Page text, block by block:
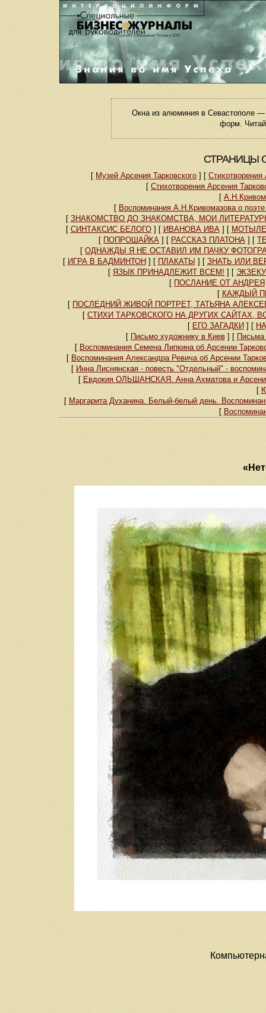
Окна из алюминия в Севастополе
форм.
СТРАНИЦЫ
[ Музей Арсения Тарковского ] [ Стихотворения
[ Стихотворения Арсения
[
[ Воспоминания А.Н.Кривомазова о
[ ЗНАКОМСТВО ДО ЗНАКОМСТВА, МОИ
[ СИНТАКСИС БЕЛОГО] [ ИВАНОВА ИВА] [
[ ПОПРОШАЙКА ] [ РАССКАЗ ПЛАТОНА ] [
[ ОДНАЖДЫ Я НЕ ОСТАВИЛ ИМ ПАЧКУ
[ ИГРА В БАДМИНТОН ] [ ПЛАКАТЫ ] [ ЗНАТЬ ИЛИ
[ ЯЗЫК ПРИНАДЛЕЖИТ ВСЕМ! ] [
[ ПОСЛАНИЕ ОТ АНДРЕЯ
[ КАЖДЫЙ
[ ПОСЛЕДНИЙ ЖИВОЙ ПОРТРЕТ, ТАТЬЯНА
[ СТИХИ ТАРКОВСКОГО НА ДРУГИХ САЙТАХ,
[ ЕГО ЗАГАДКИ ] [
[ Письмо художнику в Киев] [ Письма
[ Воспоминания Семена Липкина об Арсении
[ Воспоминания Александра Ревича об Арсении
[ Инна Лиснянская - повесть "Отдельный" -
[ Евдокия ОЛЬШАНСКАЯ. Анна Ахматова и
[
[ Маргарита Духанина. Белый-белый день.
[